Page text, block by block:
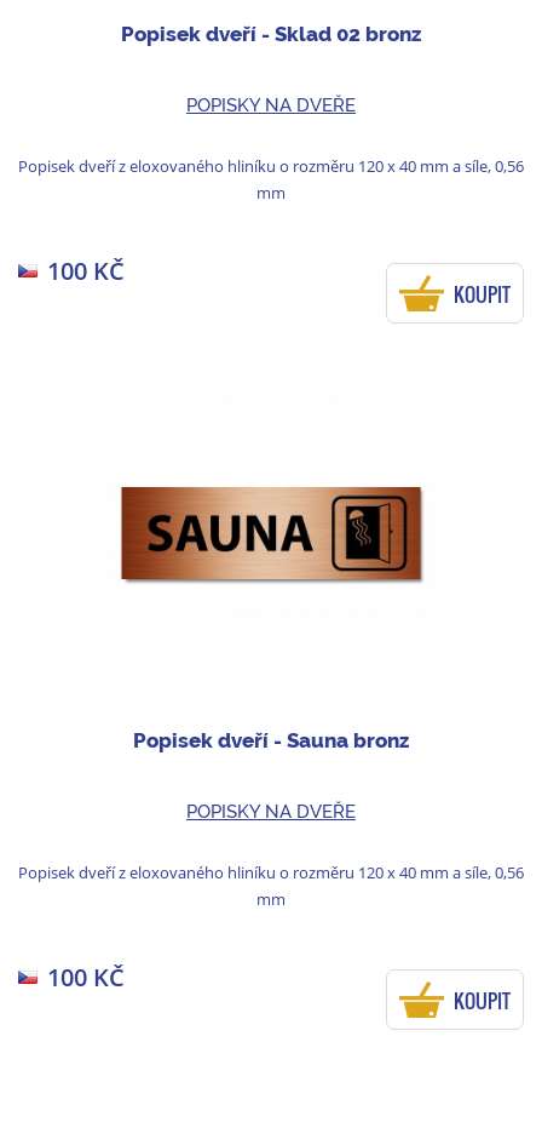
Popisek dveří - Sklad 02 bronz
POPISKY NA DVEŘE
Popisek dveří z eloxovaného hliníku o rozměru 120 x 40 mm a síle, 0,56
mm
100 KČ
KOUPIT
Popisek dveří - Sauna bronz
POPISKY NA DVEŘE
Popisek dveří z eloxovaného hliníku o rozměru 120 x 40 mm a síle, 0,56
mm
100 KČ
KOUPIT